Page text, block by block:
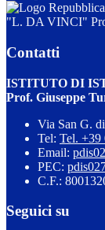
"L. DA VINCI"
Contatti
ISTITUTO DI
Prof. Giuseppe
Via San G.
Tel: Tel. +39
Email:
PEC:
C.F.:
Seguici su